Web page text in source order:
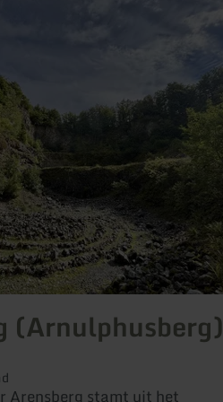
(Arnulphusberg)
Arensberg stamt uit het